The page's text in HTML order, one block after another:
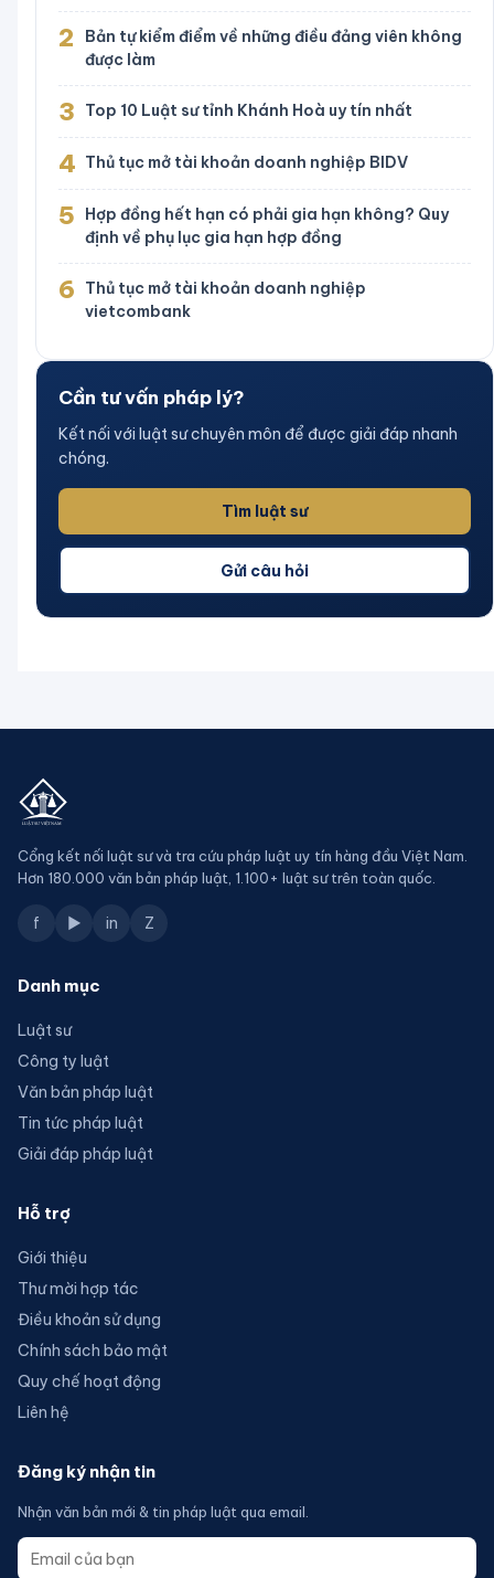
2
Bản tự kiểm điểm về những điều đảng viên không
được làm
3 Top 10 Luật sư tỉnh Khánh Hoà uy tín nhất
4 Thủ tục mở tài khoản doanh nghiệp BIDV
5
Hợp đồng hết hạn có phải gia hạn không? Quy
định về phụ lục gia hạn hợp đồng
6
Thủ tục mở tài khoản doanh nghiệp
vietcombank
Cần tư vấn pháp lý?
Kết nối với luật sư chuyên môn để được giải đáp nhanh
chóng.
Tìm luật sư
Gửi câu hỏi
Cổng kết nối luật sư và tra cứu pháp luật uy tín hàng đầu Việt Nam.
Hơn 180.000 văn bản pháp luật, 1.100+ luật sư trên toàn quốc.
f ▶ in Z
Danh mục
Luật sư
Công ty luật
Văn bản pháp luật
Tin tức pháp luật
Giải đáp pháp luật
Hỗ trợ
Giới thiệu
Thư mời hợp tác
Điều khoản sử dụng
Chính sách bảo mật
Quy chế hoạt động
Liên hệ
Đăng ký nhận tin
Nhận văn bản mới & tin pháp luật qua email.